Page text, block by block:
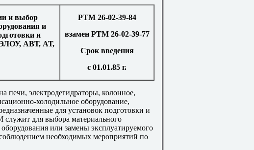
и выбор
и
и
АВТ, АТ,
РТМ 26-02-39-84
взамен РТМ 26-02-39-77
Срок введения
с 01.01.85 г.
печи, электродегидраторы, колонное,
холодильное оборудование,
для установок подготовки и
для выбора материального
или замены эксплуатируемого
необходимых мероприятий по